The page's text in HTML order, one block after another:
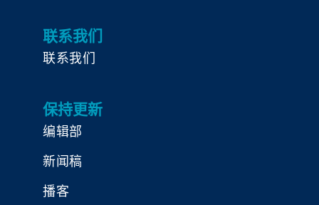
联系我们
联系我们
保持更新
编辑部
新闻稿
播客